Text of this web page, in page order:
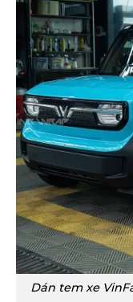
Dán tem xe